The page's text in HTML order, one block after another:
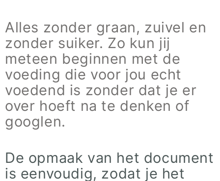
Alles zonder graan, zuivel en
zonder suiker. Zo kun jij
meteen beginnen met de
voeding die voor jou echt
voedend is zonder dat je er
over hoeft na te denken of
googlen.
De opmaak van het document
is eenvoudig, zodat je het